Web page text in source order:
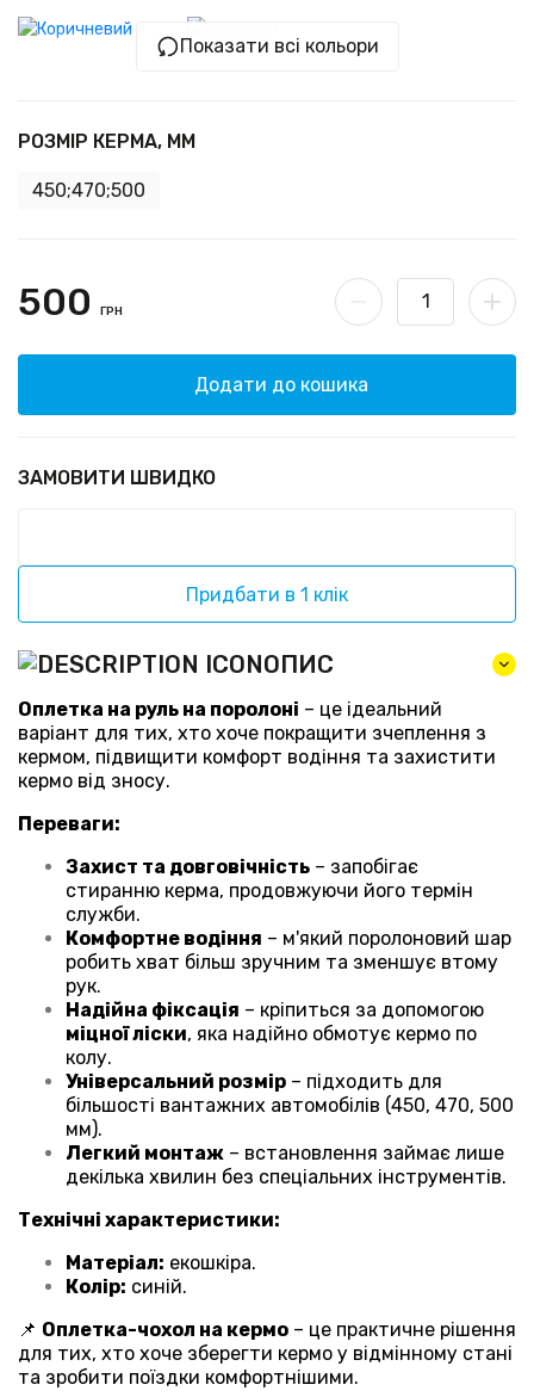
Показати всі кольори
РОЗМІР КЕРМА, ММ
450;470;500
500 ГРН
Додати до кошика
ЗАМОВИТИ ШВИДКО
Придбати в 1 клік
ОПИС
Оплетка на руль на поролоні – це ідеальний
варіант для тих, хто хоче покращити зчеплення з
кермом, підвищити комфорт водіння та захистити
кермо від зносу.
Переваги:
Захист та довговічність – запобігає
стиранню керма, продовжуючи його термін
служби.
Комфортне водіння – м'який поролоновий шар
робить хват більш зручним та зменшує втому
рук.
Надійна фіксація – кріпиться за допомогою
міцної ліски, яка надійно обмотує кермо по
колу.
Універсальний розмір – підходить для
більшості вантажних автомобілів (450, 470, 500
мм).
Легкий монтаж – встановлення займає лише
декілька хвилин без спеціальних інструментів.
Технічні характеристики:
Матеріал: екошкіра.
Колір: синій.
📌 Оплетка-чохол на кермо – це практичне рішення
для тих, хто хоче зберегти кермо у відмінному стані
та зробити поїздки комфортнішими.